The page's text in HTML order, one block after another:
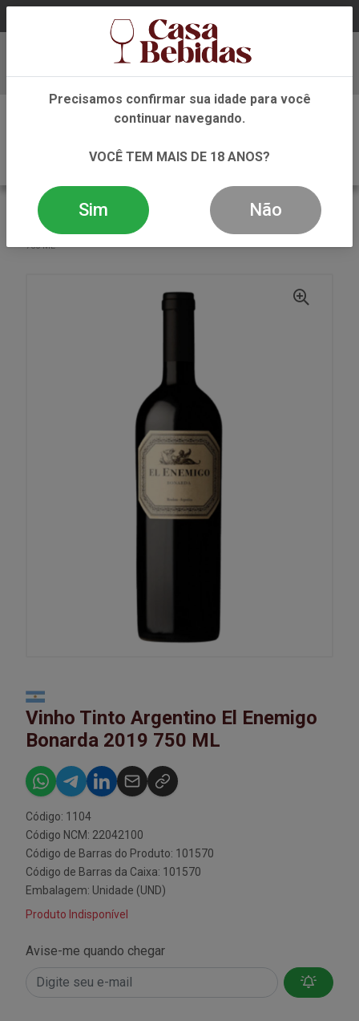
Baixe já nosso APP
VOLTAR
VINHO
TINTO
VINHO TINTO ARGENTINO EL ENEMIGO BONARDA 2019
750 ML
Vinho Tinto Argentino El Enemigo
Bonarda 2019 750 ML
Código: 1104
Código NCM: 22042100
Código de Barras do Produto: 101570
Código de Barras da Caixa: 101570
Embalagem: Unidade (UND)
Produto Indisponível
Avise-me quando chegar
Precisamos confirmar sua idade para você
continuar navegando.
VOCÊ TEM MAIS DE 18 ANOS?
Sim Não